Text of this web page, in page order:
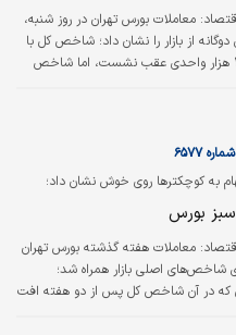
معاملات بورس تهران در روز شنبه،
از بازار را نشان داد؛ شاخص کل با
افت ۲۵ هزار واحدی عقب نشست، اما شاخص
به کوچکترها روی خوش نشان داد؛
۶۵۷۷
بورس
معاملات هفته گذشته بورس تهران
با احیای شاخص‌های اصلی بازار همراه شد؛
که در آن شاخص کل پس از دو هفته افت